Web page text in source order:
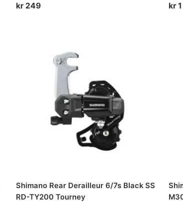
kr249 kr1
Shimano Rear Derailleur 6/7s Black SS
RD-TY200 Tourney